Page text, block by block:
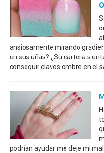
ansiosamente mirando
en sus uñas? ¿Su cartera
conseguir clavos ombre en el
podrían ayudar me deje mi